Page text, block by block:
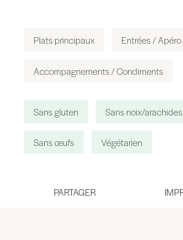
Plats principaux Entrées / Apéro
Accompagnements / Condiments
Sans gluten Sans noix/arachides
Sans œufs Végétarien
PARTAGER